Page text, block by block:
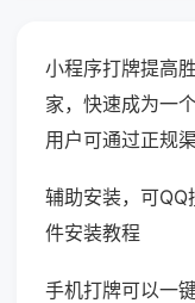
小程序打牌提高
家，快速成为一
用户可通过正规
辅助安装，可
件安装教程
手机打牌可以一